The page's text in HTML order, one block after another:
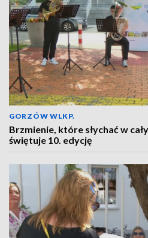
GORZÓW WLKP.
Brzmienie, które słychać w
świętuje 10. edycję